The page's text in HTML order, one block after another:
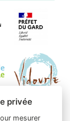
privée
mesurer